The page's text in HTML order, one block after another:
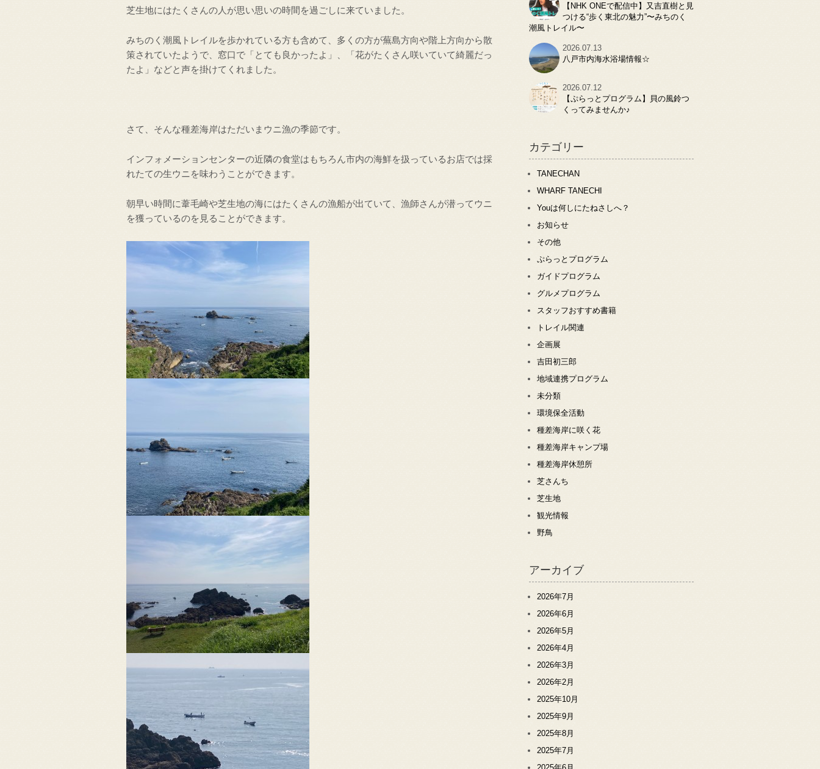
芝生地にはたくさんの人が思い思いの時間を過ごしに来ていました。
みちのく潮風トレイルを歩かれている方も含めて、多くの方が蕪島方向や階上方向から散
策されていたようで、窓口で「とても良かったよ」、「花がたくさん咲いていて綺麗だっ
たよ」などと声を掛けてくれました。
さて、そんな種差海岸はただいまウニ漁の季節です。
インフォメーションセンターの近隣の食堂はもちろん市内の海鮮を扱っているお店では採
れたての生ウニを味わうことができます。
朝早い時間に葦毛崎や芝生地の海にはたくさんの漁船が出ていて、漁師さんが潜ってウニ
を獲っているのを見ることができます。
【NHK ONEで配信中】又吉直樹と見
つける“歩く東北の魅力”〜みちのく
潮風トレイル〜
2026.07.13
八戸市内海水浴場情報☆
2026.07.12
【ぷらっとプログラム】貝の風鈴つ
くってみませんか♪
カテゴリー
TANECHAN
WHARF TANECHI
Youは何しにたねさしへ？
お知らせ
その他
ぷらっとプログラム
ガイドプログラム
グルメプログラム
スタッフおすすめ書籍
トレイル関連
企画展
吉田初三郎
地域連携プログラム
未分類
環境保全活動
種差海岸に咲く花
種差海岸キャンプ場
種差海岸休憩所
芝さんち
芝生地
観光情報
野鳥
アーカイブ
2026年7月
2026年6月
2026年5月
2026年4月
2026年3月
2026年2月
2025年10月
2025年9月
2025年8月
2025年7月